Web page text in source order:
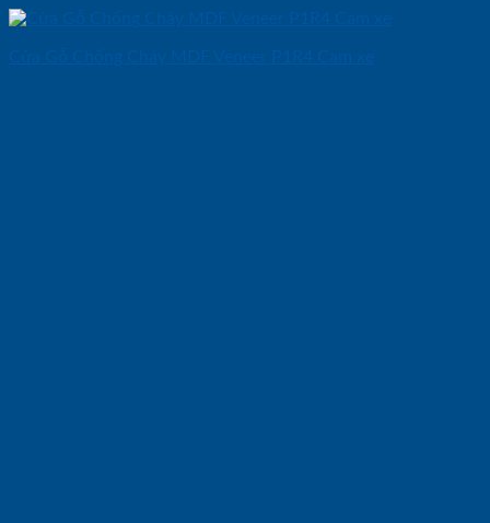
Cửa Gỗ Chống Cháy MDF Veneer P1R4 Cam xe